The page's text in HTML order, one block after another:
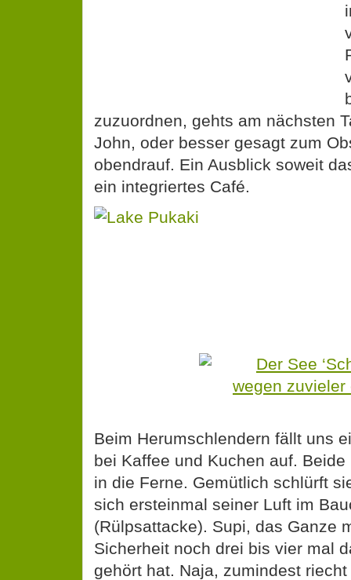
zuzuordnen, gehts am nächsten
John, oder besser gesagt zum
obendrauf. Ein Ausblick soweit
ein integriertes Café.
Beim Herumschlendern fällt uns
bei Kaffee und Kuchen auf.
in die Ferne. Gemütlich schlürft
sich ersteinmal seiner Luft im
(Rülpsattacke). Supi, das Ganze
Sicherheit noch drei bis vier mal
gehört hat. Naja, zumindest